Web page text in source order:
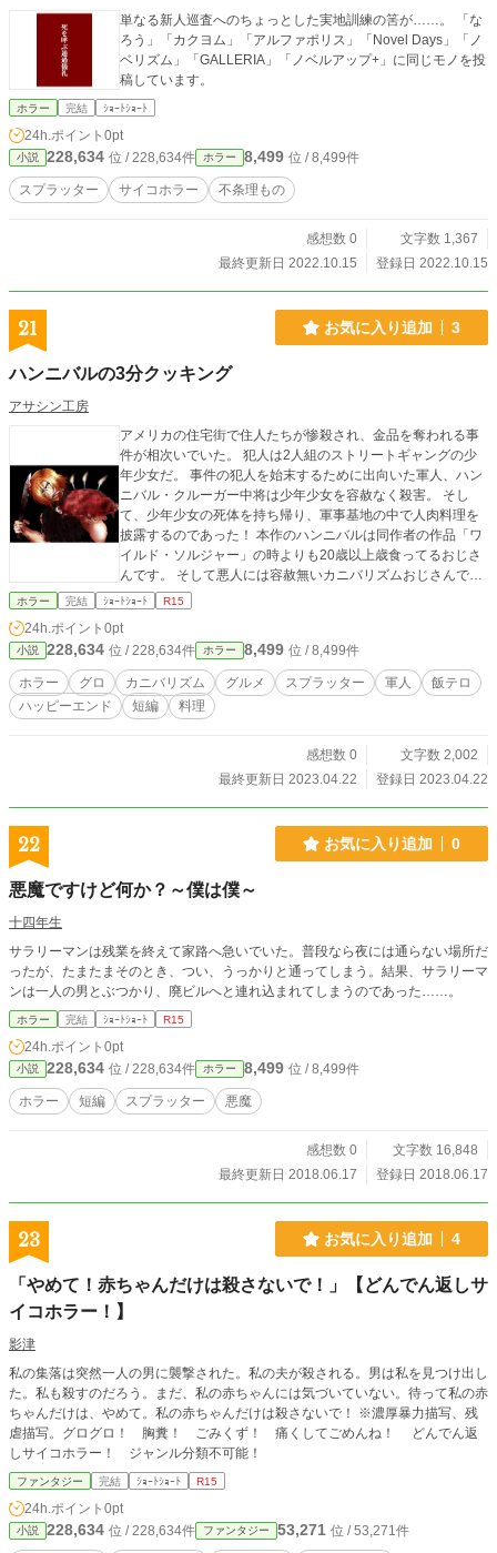
単なる新人巡査へのちょっとした実地訓練の筈が……。 「な
ろう」「カクヨム」「アルファポリス」「Novel Days」「ノ
ベリズム」「GALLERIA」「ノベルアップ+」に同じモノを投
稿しています。
ホラー 完結 ｼｮｰﾄｼｮｰﾄ
24h.ポイント 0pt
小説 228,634 位 / 228,634件 ホラー 8,499 位 / 8,499件
スプラッター サイコホラー 不条理もの
感想数 0
文字数 1,367
最終更新日 2022.10.15
登録日 2022.10.15
21 お気に入り追加 3
ハンニバルの3分クッキング
アサシン工房
アメリカの住宅街で住人たちが惨殺され、金品を奪われる事
件が相次いでいた。 犯人は2人組のストリートギャングの少
年少女だ。 事件の犯人を始末するために出向いた軍人、ハン
ニバル・クルーガー中将は少年少女を容赦なく殺害。 そし
て、少年少女の死体を持ち帰り、軍事基地の中で人肉料理を
披露するのであった！ 本作のハンニバルは同作者の作品「ワ
イルド・ソルジャー」の時よりも20歳以上歳食ってるおじさ
んです。 そして悪人には容赦無いカニバリズムおじさんで
す。
ホラー 完結 ｼｮｰﾄｼｮｰﾄ R15
24h.ポイント 0pt
小説 228,634 位 / 228,634件 ホラー 8,499 位 / 8,499件
ホラー グロ カニバリズム グルメ スプラッター 軍人
飯テロ
ハッピーエンド
短編 料理
感想数 0
文字数 2,002
最終更新日 2023.04.22
登録日 2023.04.22
22 お気に入り追加 0
悪魔ですけど何か？～僕は僕～
十四年生
サラリーマンは残業を終えて家路へ急いでいた。普段なら夜には通らない場所だ
ったが、たまたまそのとき、つい、うっかりと通ってしまう。結果、サラリーマ
ンは一人の男とぶつかり、廃ビルへと連れ込まれてしまうのであった……。
ホラー 完結 ｼｮｰﾄｼｮｰﾄ R15
24h.ポイント 0pt
小説 228,634 位 / 228,634件 ホラー 8,499 位 / 8,499件
ホラー 短編 スプラッター 悪魔
感想数 0
文字数 16,848
最終更新日 2018.06.17
登録日 2018.06.17
23 お気に入り追加 4
「やめて！赤ちゃんだけは殺さないで！」【どんでん返しサ
イコホラー！】
影津
私の集落は突然一人の男に襲撃された。私の夫が殺される。男は私を見つけ出し
た。私も殺すのだろう。まだ、私の赤ちゃんには気づいていない。待って私の赤
ちゃんだけは、やめて。私の赤ちゃんだけは殺さないで！ ※濃厚暴力描写、残
虐描写。グログロ！ 胸糞！ ごみくず！ 痛くしてごめんね！ どんでん返
しサイコホラー！ ジャンル分類不可能！
ファンタジー 完結 ｼｮｰﾄｼｮｰﾄ R15
24h.ポイント 0pt
小説 228,634 位 / 228,634件 ファンタジー 53,271 位 / 53,271件